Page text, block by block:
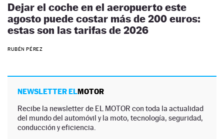
Dejar el coche en el aeropuerto este
agosto puede costar más de 200 euros:
estas son las tarifas de 2026
RUBÉN PÉREZ
NEWSLETTER ELMOTOR
Recibe la newsletter de EL MOTOR con toda la actualidad
del mundo del automóvil y la moto, tecnología, seguridad,
conducción y eficiencia.